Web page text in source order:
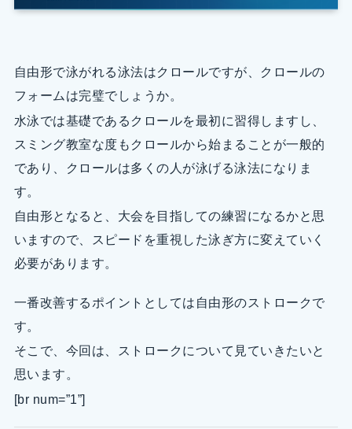
自由形で泳がれる泳法はクロールですが、クロールの
フォームは完璧でしょうか。
水泳では基礎であるクロールを最初に習得しますし、
スミング教室な度もクロールから始まることが一般的
であり、クロールは多くの人が泳げる泳法になりま
す。
自由形となると、大会を目指しての練習になるかと思
いますので、スピードを重視した泳ぎ方に変えていく
必要があります。
一番改善するポイントとしては自由形のストロークで
す。
そこで、今回は、ストロークについて見ていきたいと
思います。
[br num=”1”]